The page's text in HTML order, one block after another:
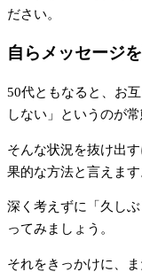
ださい。
自らメッセージ
50代ともなると、お
しない」というのが
そんな状況を抜け出
果的な方法と言えます
深く考えずに「久し
ってみましょう。
それをきっかけに、